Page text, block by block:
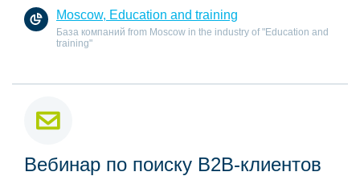
Moscow, Education and training
База компаний from Moscow in the industry of "Education and
training"
Вебинар по поиску B2B-клиентов